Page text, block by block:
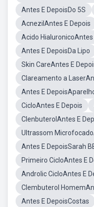
Antes E DepoisDo 5S
AcnezilAntes E Depois
Acido HialuronicoAntes
Antes E DepoisDa Lipo
Skin CareAntes E
Clareamento a
Antes E
CicloAntes E Depois
ClenbuterolAntes E
Ultrassom
Antes E DepoisSarah
Primeiro CicloAntes E
Androlic CicloAntes E
Clembuterol
Antes E DepoisCostas